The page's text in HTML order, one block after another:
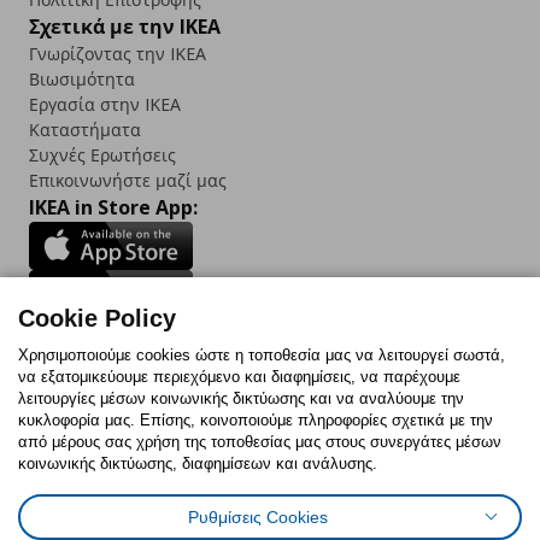
Σχετικά με την IKEA
Γνωρίζοντας την IKEA
Βιωσιμότητα
Εργασία στην IKEA
Καταστήματα
Συχνές Ερωτήσεις
Επικοινωνήστε μαζί μας
IKEA in Store App:
Follow us:
FacebookInstagram
TikTokYoutubePinterestTwitter
Πολιτική CookiesΔήλωση ψηφιακής προσβασιμότητας
Cookie Policy
Χρησιμοποιούμε cookies ώστε η τοποθεσία μας να λειτουργεί σωστά,
να εξατομικεύουμε περιεχόμενο και διαφημίσεις, να παρέχουμε
λειτουργίες μέσων κοινωνικής δικτύωσης και να αναλύουμε την
κυκλοφορία μας. Επίσης, κοινοποιούμε πληροφορίες σχετικά με την
από μέρους σας χρήση της τοποθεσίας μας στους συνεργάτες μέσων
κοινωνικής δικτύωσης, διαφημίσεων και ανάλυσης.
Ρυθμίσεις Cookies